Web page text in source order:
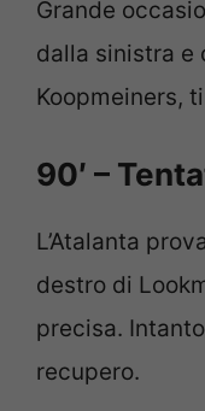
Grande
dalla sinistra e
Koopmeiners,
90′ –
L’Atalanta
destro di
precisa.
recupero.